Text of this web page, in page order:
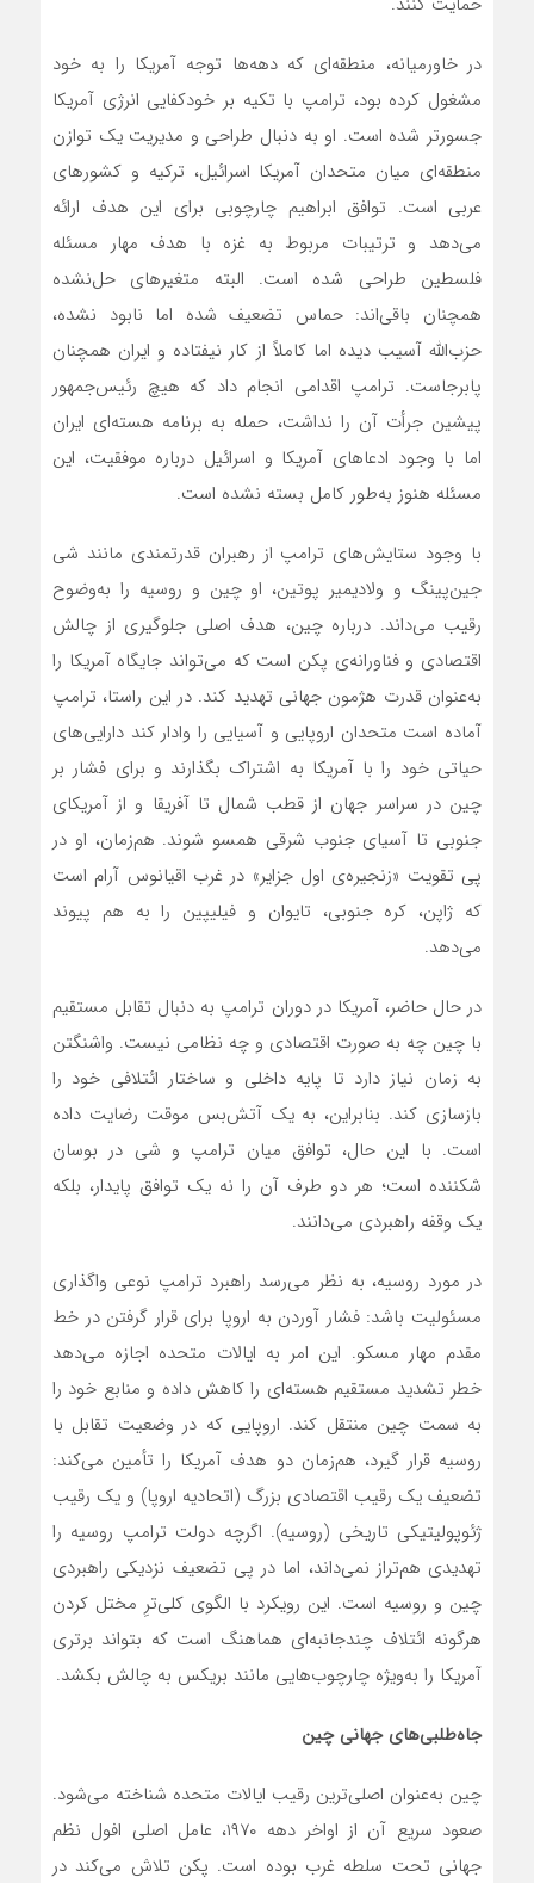
در خاورمیانه، منطقه‌ای که دهه‌ها توجه آمریکا را به خود
مشغول کرده بود، ترامپ با تکیه بر خودکفایی انرژی آمریکا
جسورتر شده است. او به دنبال طراحی و مدیریت یک توازن
منطقه‌ای میان متحدان آمریکا اسرائیل، ترکیه و کشورهای
عربی است. توافق‌ ابراهیم چارچوبی برای این هدف ارائه
می‌دهد و ترتیبات مربوط به غزه با هدف مهار مسئله
فلسطین طراحی شده است. البته متغیرهای حل‌نشده
همچنان باقی‌اند: حماس تضعیف شده اما نابود نشده،
حزب‌الله آسیب دیده اما کاملاً از کار نیفتاده و ایران همچنان
پابرجاست. ترامپ اقدامی انجام داد که هیچ رئیس‌جمهور
پیشین جرأت آن را نداشت، حمله به برنامه هسته‌ای ایران
اما با وجود ادعاهای آمریکا و اسرائیل درباره موفقیت، این
مسئله هنوز به‌طور کامل بسته نشده است.
با وجود ستایش‌های ترامپ از رهبران قدرتمندی مانند شی
جین‌پینگ و ولادیمیر پوتین، او چین و روسیه را به‌وضوح
رقیب می‌داند. درباره چین، هدف اصلی جلوگیری از چالش
اقتصادی و فناورانه‌ی پکن است که می‌تواند جایگاه آمریکا را
به‌عنوان قدرت هژمون جهانی تهدید کند. در این راستا، ترامپ
آماده است متحدان اروپایی و آسیایی را وادار کند دارایی‌های
حیاتی خود را با آمریکا به اشتراک بگذارند و برای فشار بر
چین در سراسر جهان از قطب شمال تا آفریقا و از آمریکای
جنوبی تا آسیای جنوب شرقی همسو شوند. هم‌زمان، او در
پی تقویت «زنجیره‌ی اول جزایر» در غرب اقیانوس آرام است
که ژاپن، کره جنوبی، تایوان و فیلیپین را به هم پیوند
می‌دهد.
در حال حاضر، آمریکا در دوران ترامپ به دنبال تقابل مستقیم
با چین چه به صورت اقتصادی و چه نظامی نیست. واشنگتن
به زمان نیاز دارد تا پایه داخلی و ساختار ائتلافی خود را
بازسازی کند. بنابراین، به یک آتش‌بس موقت رضایت داده
است. با این حال، توافق میان ترامپ و شی در بوسان
شکننده است؛ هر دو طرف آن را نه یک توافق پایدار، بلکه
یک وقفه راهبردی می‌دانند.
در مورد روسیه، به نظر می‌رسد راهبرد ترامپ نوعی واگذاری
مسئولیت باشد: فشار آوردن به اروپا برای قرار گرفتن در خط
مقدم مهار مسکو. این امر به ایالات متحده اجازه می‌دهد
خطر تشدید مستقیم هسته‌ای را کاهش داده و منابع خود را
به سمت چین منتقل کند. اروپایی که در وضعیت تقابل با
روسیه قرار گیرد، هم‌زمان دو هدف آمریکا را تأمین می‌کند:
تضعیف یک رقیب اقتصادی بزرگ (اتحادیه اروپا) و یک رقیب
ژئوپولیتیکی تاریخی (روسیه). اگرچه دولت ترامپ روسیه را
تهدیدی هم‌تراز نمی‌داند، اما در پی تضعیف نزدیکی راهبردی
چین و روسیه است. این رویکرد با الگوی کلی‌ترِ مختل کردن
هرگونه ائتلاف چندجانبه‌ای هماهنگ است که بتواند برتری
آمریکا را به‌ویژه چارچوب‌هایی مانند بریکس به چالش بکشد.
جاه‌طلبی‌های جهانی چین
چین به‌عنوان اصلی‌ترین رقیب ایالات متحده شناخته می‌شود.
صعود سریع آن از اواخر دهه ۱۹۷۰، عامل اصلی افول نظم
جهانی تحت سلطه غرب بوده است. پکن تلاش می‌کند در